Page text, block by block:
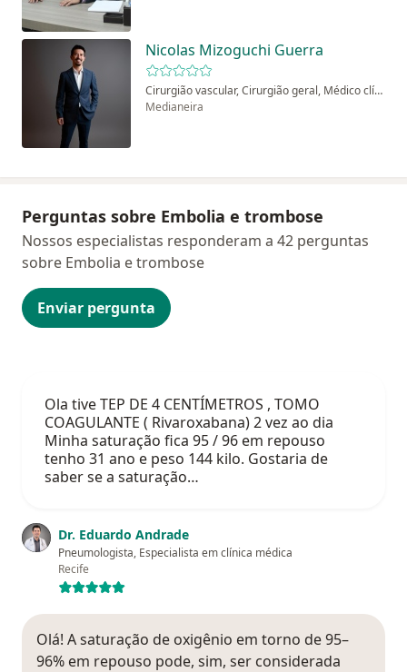
Nicolas Mizoguchi Guerra
Cirurgião vascular, Cirurgião geral, Médico clínico geral
Medianeira
Perguntas sobre Embolia e trombose
Enviar pergunta
Nossos especialistas responderam a 42 perguntas
sobre Embolia e trombose
Ola tive TEP DE 4 CENTÍMETROS , TOMO
COAGULANTE ( Rivaroxabana) 2 vez ao dia
Minha saturação fica 95 / 96 em repouso
tenho 31 ano e peso 144 kilo. Gostaria de
saber se a saturação…
Dr. Eduardo Andrade
Pneumologista, Especialista em clínica médica
Recife
Olá! A saturação de oxigênio em torno de 95–
96% em repouso pode, sim, ser considerada